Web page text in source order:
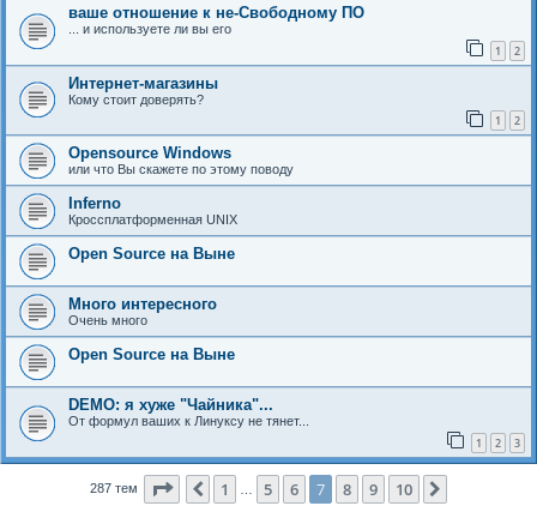
ваше отношение к не-Свободному ПО
... и используете ли вы его
1 2
Интернет-магазины
Кому стоит доверять?
1 2
Opensource Windows
или что Вы скажете по этому поводу
Inferno
Кроссплатформенная UNIX
Open Source на Выне
Много интересного
Очень много
Open Source на Выне
DEMO: я хуже "Чайника"...
От формул ваших к Линуксу не тянет...
1 2 3
287 тем Страница из 10
Пред.
1 5 6 7 8 9 10